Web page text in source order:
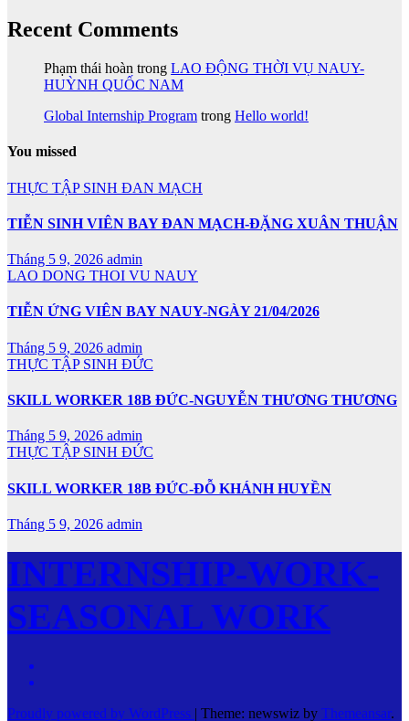
Recent Comments
Phạm thái hoàn trong LAO ĐỘNG THỜI VỤ NAUY-
HUỲNH QUỐC NAM
Global Internship Program trong Hello world!
You missed
THỰC TẬP SINH ĐAN MẠCH
TIỄN SINH VIÊN BAY ĐAN MẠCH-ĐẶNG XUÂN THUẬN
Tháng 5 9, 2026 admin
LAO DONG THOI VU NAUY
TIỄN ỨNG VIÊN BAY NAUY-NGÀY 21/04/2026
Tháng 5 9, 2026 admin
THỰC TẬP SINH ĐỨC
SKILL WORKER 18B ĐỨC-NGUYỄN THƯƠNG THƯƠNG
Tháng 5 9, 2026 admin
THỰC TẬP SINH ĐỨC
SKILL WORKER 18B ĐỨC-ĐỖ KHÁNH HUYỀN
Tháng 5 9, 2026 admin
INTERNSHIP-WORK-
SEASONAL WORK
Proudly powered by WordPress | Theme: newswiz by Themeansar.